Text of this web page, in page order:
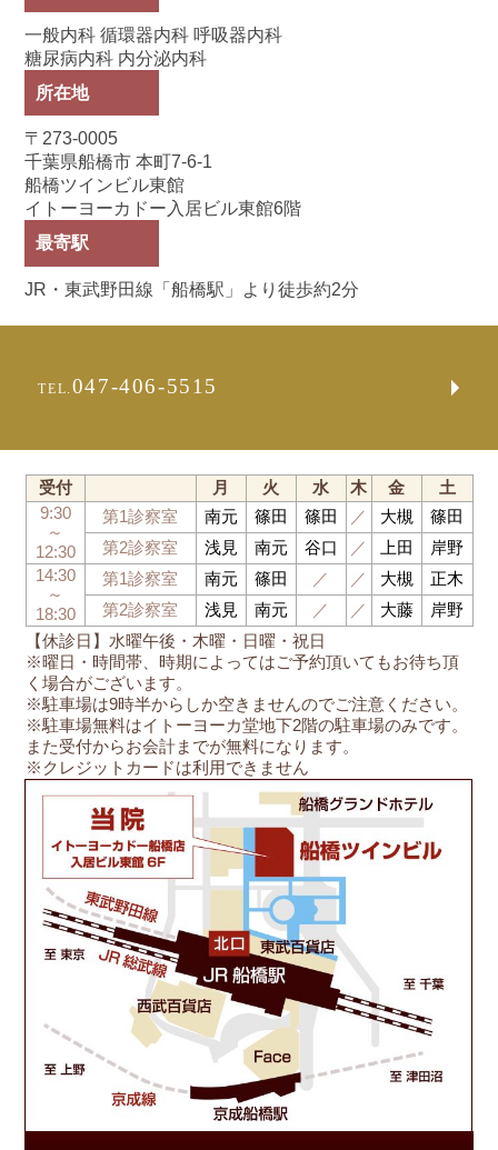
一般内科 循環器内科 呼吸器内科
糖尿病内科 内分泌内科
所在地
〒273-0005
千葉県船橋市 本町7-6-1
船橋ツインビル東館
イトーヨーカドー入居ビル東館6階
最寄駅
JR・東武野田線「船橋駅」より徒歩約2分
TEL. 047-406-5515
【休診日】水曜午後・木曜・日曜・祝日
※曜日・時間帯、時期によってはご予約頂いてもお待ち頂
く場合がございます。
※駐車場は9時半からしか空きませんのでご注意ください。
※駐車場無料はイトーヨーカ堂地下2階の駐車場のみです。
また受付からお会計までが無料になります。
※クレジットカードは利用できません
受付 月 火 水 木 金
土
9:30
～
12:30
第1診察室 南元 篠田 篠田 ／ 大槻
篠田
第2診察室
浅見 南元 谷口 ／ 上田
岸野
14:30
～
18:30
第1診察室 南元 篠田 ／ ／ 大槻
正木
第2診察室
浅見 南元 ／ ／ 大藤 岸野